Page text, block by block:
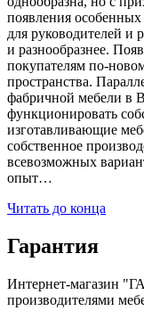
появления особенных
для руководителей и
и разнообразнее.
покупателям по-
пространства.
фабричной мебели в
функционировать
изготавливающие
собственное
всевозможных
опыт…
Читать до конца
Гарантия
Интернет-магазин
производителями